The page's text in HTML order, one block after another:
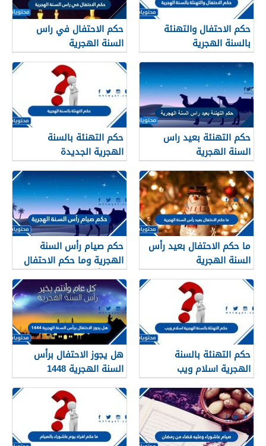
حكم الاحتفال والتهنئة
بالسنة الهجرية
حكم الاحتفال في راس
السنة الهجرية
حكم التهنئة بعيد راس
السنة الهجرية
حكم التهنئة بالسنة
الهجرية الجديدة
ما حكم الاحتفال بعيد رأس
السنة الهجرية
حكم صيام رأس السنة
الهجرية وما حكم الاحتفال
بعيد رأس السنه الهجريه
حكم التهنئة بالسنة
الهجرية اسلام ويب
هل يجوز الاحتفال برأس
السنة الهجرية 1448